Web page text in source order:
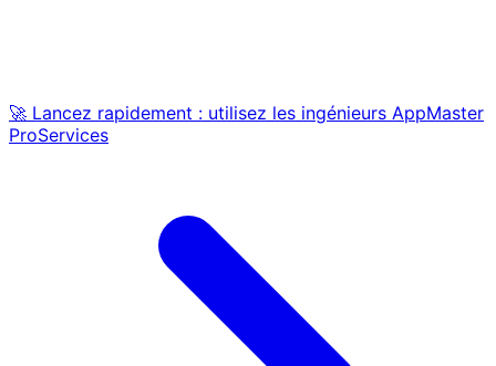
🚀 Lancez rapidement : utilisez les ingénieurs AppMaster
ProServices